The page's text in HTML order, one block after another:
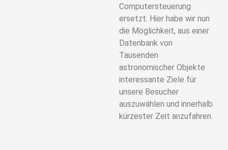
Computersteuerung
ersetzt. Hier habe wir nun
die Möglichkeit, aus einer
Datenbank von
Tausenden
astronomischer Objekte
interessante Ziele für
unsere Besucher
auszuwählen und innerhalb
kürzester Zeit anzufahren.